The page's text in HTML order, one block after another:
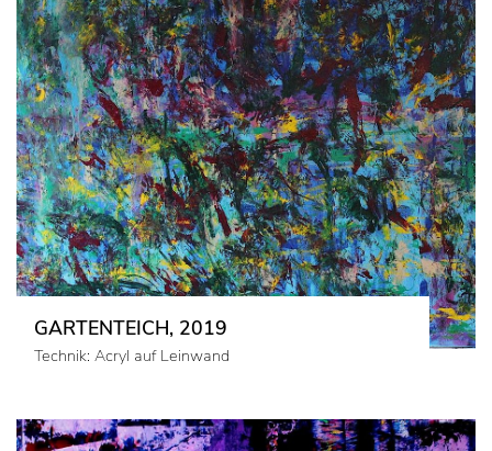
GARTENTEICH, 2019
Technik: Acryl auf Leinwand